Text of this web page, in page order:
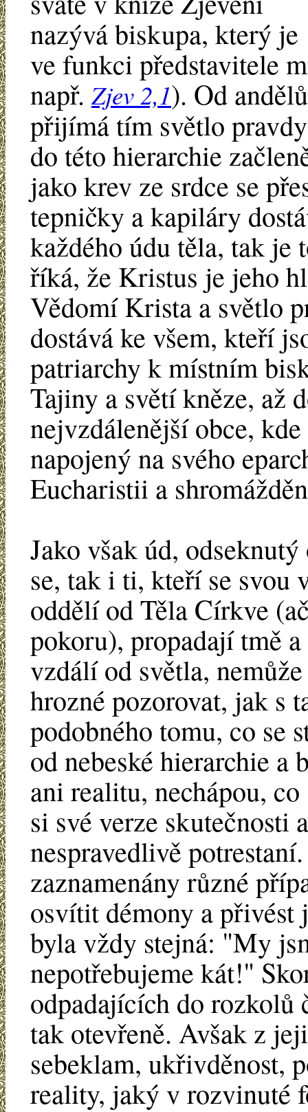
nazývá biskupa, který je
ve funkci představitele
např.Zjev 2,1). Od
přijímá tím světlo
do této hierarchie
jako krev ze srdce se
tepničky a kapiláry
každého údu těla, tak je
říká, že Kristus je jeho
Vědomí Krista a světlo
dostává ke všem, kteří
patriarchy k místním
Tajiny a světí kněze, až
nejvzdálenější obce,
napojený na svého
Eucharistii a
Jako však úd,
se, tak i ti, kteří se svou
oddělí od Těla Církve
pokoru), propadají tmě
vzdálí od světla,
hrozné pozorovat, jak s
podobného tomu, co se
od nebeské hierarchie
ani realitu, nechápou,
si své verze skutečnosti
nespravedlivě
zaznamenány různé
osvítit démony a přivést
byla vždy stejná: "My
nepotřebujeme kát!"
odpadajících do rozkolů
tak otevřeně. Avšak z
sebeklam, ukřivděnost,
reality, jaký v rozvinuté